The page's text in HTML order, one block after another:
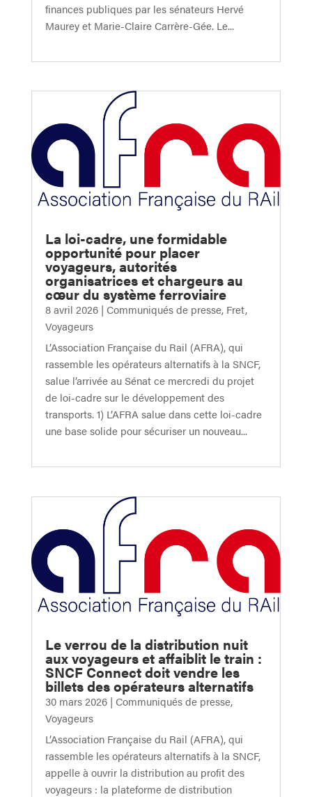
finances publiques par les sénateurs Hervé
Maurey et Marie-Claire Carrère-Gée. Le...
La loi-cadre, une formidable
opportunité pour placer
voyageurs, autorités
organisatrices et chargeurs au
cœur du système ferroviaire
8 avril 2026| Communiqués de presse, Fret,
Voyageurs
L’Association Française du Rail (AFRA), qui
rassemble les opérateurs alternatifs à la SNCF,
salue l’arrivée au Sénat ce mercredi du projet
de loi-cadre sur le développement des
transports. 1) L’AFRA salue dans cette loi-cadre
une base solide pour sécuriser un nouveau...
Le verrou de la distribution nuit
aux voyageurs et affaiblit le train :
SNCF Connect doit vendre les
billets des opérateurs alternatifs
30 mars 2026| Communiqués de presse,
Voyageurs
L’Association Française du Rail (AFRA), qui
rassemble les opérateurs alternatifs à la SNCF,
appelle à ouvrir la distribution au profit des
voyageurs : la plateforme de distribution